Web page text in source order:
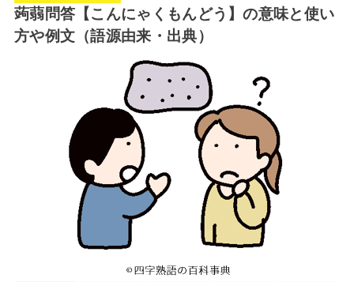
蒟蒻問答【こんにゃくもんどう】の意味と使い
方や例文（語源由来・出典）